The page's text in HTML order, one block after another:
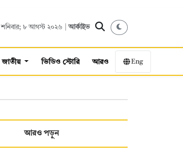
শনিবার; ৮ আগস্ট ২০২৬ |আর্কাইভ
জাতীয় ভিডিও স্টোরি আরও Eng
আরও পড়ুন